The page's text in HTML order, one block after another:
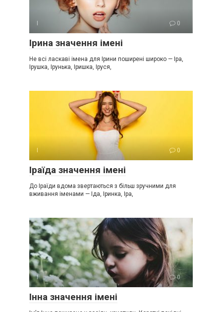
0
Ірина значення імені
Не всі ласкаві імена для Ірини поширені широко — Іра,
Ірушка, Ірунька, Іришка, Іруся,
0
Іраїда значення імені
До Іраїди вдома звертаються з більш зручними для
вживання іменами — Іда, Іринка, Іра,
І 0
Інна значення імені